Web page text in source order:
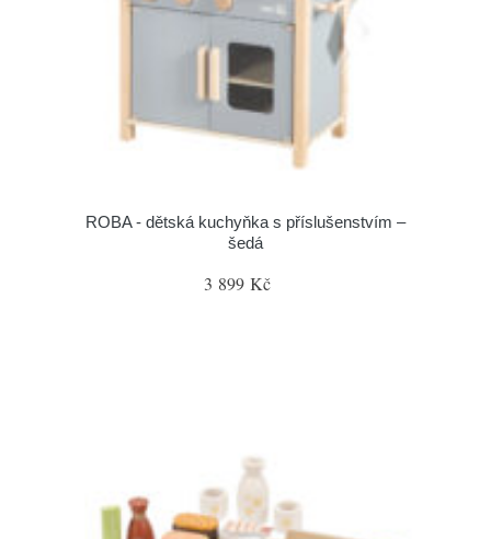
ROBA - dětská kuchyňka s příslušenstvím –
šedá
3 899 Kč